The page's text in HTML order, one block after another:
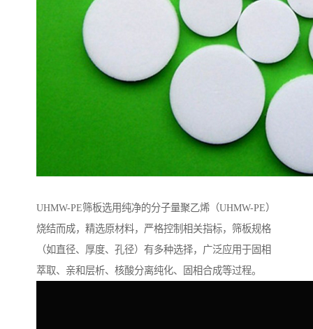
UHMW-PE筛板选用纯净的分子量聚乙烯（UHMW-PE）
烧结而成，精选原材料，严格控制相关指标，筛板规格
（如直径、厚度、孔径）有多种选择，广泛应用于固相
萃取、亲和层析、核酸分离纯化、固相合成等过程。